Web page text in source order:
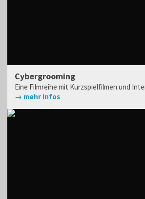
Cybergrooming
Eine Filmreihe mit Kurzspielfilmen und
→ mehr Infos